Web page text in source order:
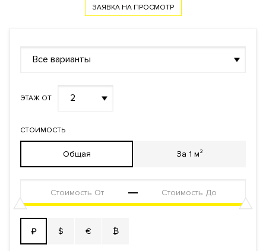
ЗАЯВКА НА ЮРИДИЧЕСКУЮ КОНСУЛЬТАЦИЮ
договору
ЗАЯВКА НА ПРОСМОТР
Все варианты
ЭТАЖ ОТ 2
СТОИМОСТЬ
Общая За 1 м²
₽ $ € ₿